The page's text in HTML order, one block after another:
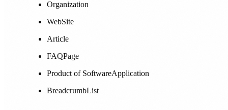
Organization
WebSite
Article
FAQPage
Product of SoftwareApplication
BreadcrumbList